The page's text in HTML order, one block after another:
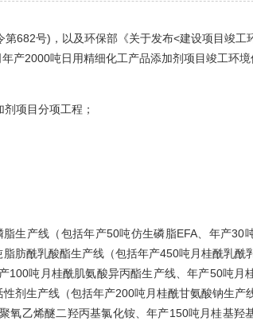
第682号)，以及环保部《关于发布<建设项目竣工
年产2000吨日用精细化工产品添加剂项目竣工环
剂项目分项工程 ；
生产线（包括年产50吨仿生磷脂EFA、年产30
肪酰乳酸酯生产线（包括年产450吨月桂酰乳酰
100吨月桂酰肌氨酸异丙酯生产线、年产50吨月
剂生产线（包括年产200吨月桂酰甘氨酸钠生产
氧乙烯醚二羟丙基氯化铵、年产150吨月桂基羟